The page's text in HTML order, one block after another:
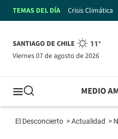
TEMAS DEL DÍA Crisis Climática
SANTIAGO DE CHILE 11°
viernes 07 de agosto de 2026
MEDIO
El Desconcierto >Actualidad >